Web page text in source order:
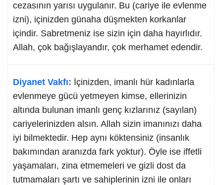
cezasının yarısı uygulanır. Bu (cariye ile evlenme
izni), içinizden günaha düşmekten korkanlar
içindir. Sabretmeniz ise sizin için daha hayırlıdır.
Allah, çok bağışlayandır, çok merhamet edendir.
Diyanet Vakfı: İçinizden, imanlı hür kadınlarla
evlenmeye gücü yetmeyen kimse, ellerinizin
altında bulunan imanlı genç kızlarınız (sayılan)
cariyelerinizden alsın. Allah sizin imanınızı daha
iyi bilmektedir. Hep aynı köktensiniz (insanlık
bakımından aranızda fark yoktur). Öyle ise iffetli
yaşamaları, zina etmemeleri ve gizli dost da
tutmamaları şartı ve sahiplerinin izni ile onları